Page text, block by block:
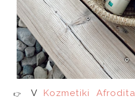
👉 V Kozmetiki Afrodita